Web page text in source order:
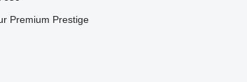
Premium Prestige